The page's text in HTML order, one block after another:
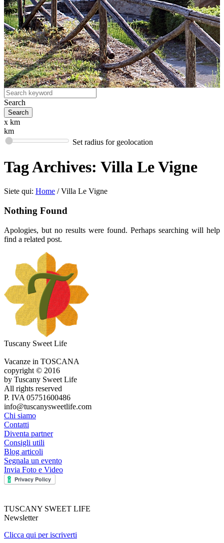
Search
x km
km
Set radius for geolocation
Tag Archives: Villa Le Vigne
Siete qui: Home / Villa Le Vigne
Nothing Found
Apologies, but no results were found. Perhaps searching will help
find a related post.
Tuscany Sweet Life
Vacanze in TOSCANA
copyright © 2016
by Tuscany Sweet Life
All rights reserved
P. IVA 05751600486
info@tuscanysweetlife.com
Chi siamo
Contatti
Diventa partner
Consigli utili
Blog articoli
Segnala un evento
Invia Foto e Video
TUSCANY SWEET LIFE
Newsletter
Clicca qui per iscriverti